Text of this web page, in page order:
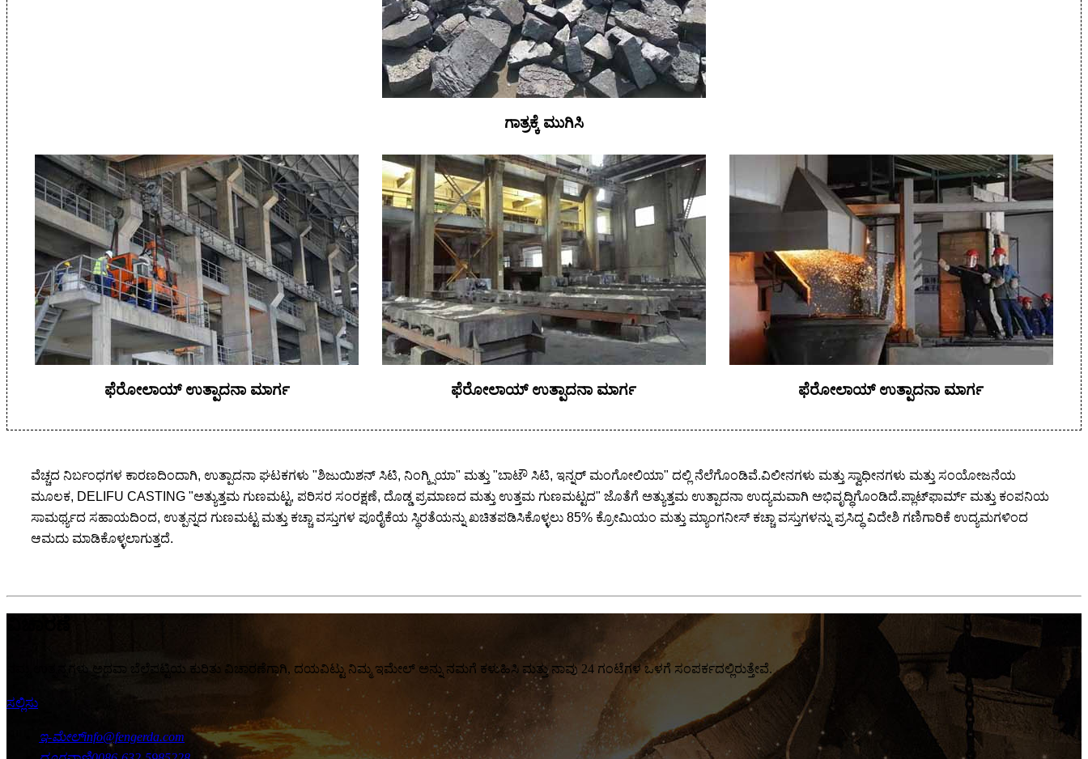
ಗಾತ್ರಕ್ಕೆ ಮುಗಿಸಿ
ಫೆರೋಲಾಯ್ ಉತ್ಪಾದನಾ ಮಾರ್ಗ ಫೆರೋಲಾಯ್ ಉತ್ಪಾದನಾ ಮಾರ್ಗ ಫೆರೋಲಾಯ್ ಉತ್ಪಾದನಾ ಮಾರ್ಗ
ವೆಚ್ಚದ ನಿರ್ಬಂಧಗಳ ಕಾರಣದಿಂದಾಗಿ, ಉತ್ಪಾದನಾ ಘಟಕಗಳು "ಶಿಜುಯಿಶನ್ ಸಿಟಿ, ನಿಂಗ್ಕ್ಸಿಯಾ" ಮತ್ತು "ಬಾಟೌ ಸಿಟಿ, ಇನ್ನರ್ ಮಂಗೋಲಿಯಾ" ದಲ್ಲಿ ನೆಲೆಗೊಂಡಿವೆ.ವಿಲೀನಗಳು ಮತ್ತು ಸ್ವಾಧೀನಗಳು ಮತ್ತು ಸಂಯೋಜನೆಯ
ಮೂಲಕ, DELIFU CASTING "ಅತ್ಯುತ್ತಮ ಗುಣಮಟ್ಟ, ಪರಿಸರ ಸಂರಕ್ಷಣೆ, ದೊಡ್ಡ ಪ್ರಮಾಣದ ಮತ್ತು ಉತ್ತಮ ಗುಣಮಟ್ಟದ" ಜೊತೆಗೆ ಅತ್ಯುತ್ತಮ ಉತ್ಪಾದನಾ ಉದ್ಯಮವಾಗಿ ಅಭಿವೃದ್ಧಿಗೊಂಡಿದೆ.ಪ್ಲಾಟ್‌ಫಾರ್ಮ್ ಮತ್ತು ಕಂಪನಿಯ
ಸಾಮರ್ಥ್ಯದ ಸಹಾಯದಿಂದ, ಉತ್ಪನ್ನದ ಗುಣಮಟ್ಟ ಮತ್ತು ಕಚ್ಚಾ ವಸ್ತುಗಳ ಪೂರೈಕೆಯ ಸ್ಥಿರತೆಯನ್ನು ಖಚಿತಪಡಿಸಿಕೊಳ್ಳಲು 85% ಕ್ರೋಮಿಯಂ ಮತ್ತು ಮ್ಯಾಂಗನೀಸ್ ಕಚ್ಚಾ ವಸ್ತುಗಳನ್ನು ಪ್ರಸಿದ್ಧ ವಿದೇಶಿ ಗಣಿಗಾರಿಕೆ ಉದ್ಯಮಗಳಿಂದ
ಆಮದು ಮಾಡಿಕೊಳ್ಳಲಾಗುತ್ತದೆ.
ನಮ್ಮ ಉತ್ಪನ್ನಗಳು ಅಥವಾ ಬೆಲೆಪಟ್ಟಿಯ ಕುರಿತು ವಿಚಾರಣೆಗಾಗಿ, ದಯವಿಟ್ಟು ನಿಮ್ಮ ಇಮೇಲ್ ಅನ್ನು ನಮಗೆ ಕಳುಹಿಸಿ ಮತ್ತು ನಾವು 24 ಗಂಟೆಗಳ ಒಳಗೆ ಸಂಪರ್ಕದಲ್ಲಿರುತ್ತೇವೆ.
ಸಲ್ಲಿಸು
ಇ-ಮೇಲ್info@fengerda.com